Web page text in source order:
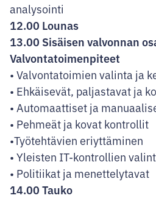
analysointi
12.00 Lounas
13.00 Sisäisen valvonnan
Valvontatoimenpiteet
• Valvontatoimien valinta ja
• Ehkäisevät, paljastavat ja
• Automaattiset ja
• Pehmeät ja kovat kontrollit
•Työtehtävien eriyttäminen
• Yleisten IT-kontrollien
• Politiikat ja menettelytavat
14.00 Tauko